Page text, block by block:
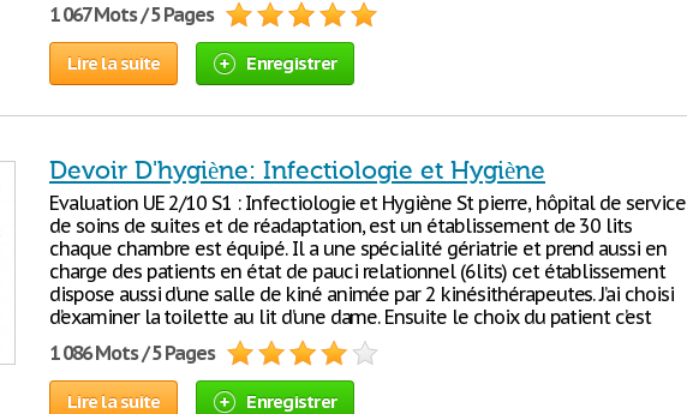
1 067 Mots / 5 Pages
Lire la suite Enregistrer
Devoir D'hygiène: Infectiologie et Hygiène
Evaluation UE 2/10 S1 : Infectiologie et Hygiène St pierre, hôpital de service
de soins de suites et de réadaptation, est un établissement de 30 lits
chaque chambre est équipé. Il a une spécialité gériatrie et prend aussi en
charge des patients en état de pauci relationnel (6lits) cet établissement
dispose aussi d’une salle de kiné animée par 2 kinésithérapeutes. J’ai choisi
d’examiner la toilette au lit d’une dame. Ensuite le choix du patient c’est
1 086 Mots / 5 Pages
Lire la suite Enregistrer